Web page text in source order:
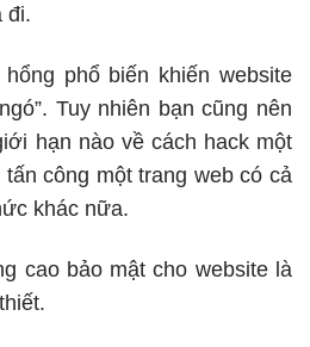
đi.
phổ biến khiến website
Tuy nhiên bạn cũng nên
hạn nào về cách hack một
công một trang web có cả
khác nữa.
cao bảo mật cho website là